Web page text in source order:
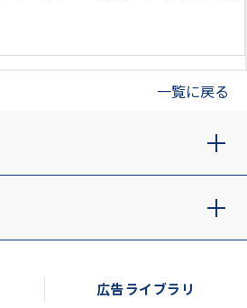
一覧に戻る
広告ライブラリ